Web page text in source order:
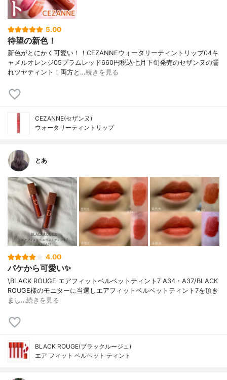
5.00
待望の新色！
新色がとにかく可愛い！！CEZANNEウォータリーティントリップ04キ
ャメルオレンジ05プラムレッド660円税込七月下旬発売のセザンヌの濡
れツヤティント！両方と…続きを見る
CEZANNE(セザンヌ)
ウォータリーティントリップ
とあ
4.00
パケから可愛い✨
\BLACK ROUGE エアフィットベルベットティント7 A34・A37/BLACK
ROUGE様のモニターに当選しエアフィットベルベットティント7を頂き
まし…続きを見る
BLACK ROUGE(ブラックルージュ)
エア フィット ベルベット ティント